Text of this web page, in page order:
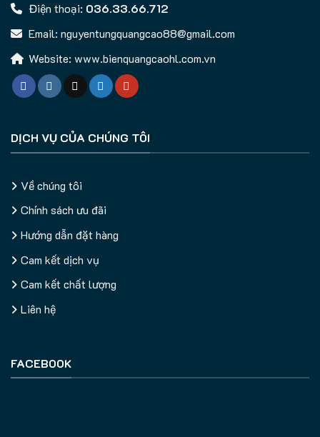
Điện thoại: 036.33.66.712
Email: nguyentungquangcao88@gmail.com
Website: www.bienquangcaohl.com.vn
DỊCH VỤ CỦA CHÚNG TÔI
Về chúng tôi
Chính sách ưu đãi
Hướng dẫn đặt hàng
Cam kết dịch vụ
Cam kết chất lượng
Liên hệ
FACEBOOK